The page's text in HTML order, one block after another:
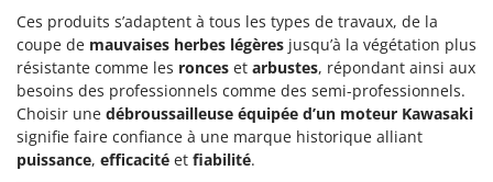
Ces produits s’adaptent à tous les types de travaux, de la
coupe de mauvaises herbes légères jusqu’à la végétation plus
résistante comme les ronces et arbustes, répondant ainsi aux
besoins des professionnels comme des semi-professionnels.
Choisir une débroussailleuse équipée d’un moteur Kawasaki
signifie faire confiance à une marque historique alliant
puissance, efficacité et fiabilité.